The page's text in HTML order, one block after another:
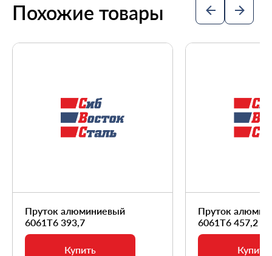
Похожие товары
Пруток алюминиевый
6061Т6 393,7
Купить
Пруток
6061Т6 457,2
Купить